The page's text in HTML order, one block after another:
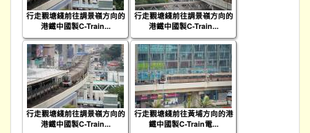
行走觀塘綫前往調景嶺方向的
港鐵中國製C-Train...
行走觀塘綫前往調景嶺方向的
港鐵中國製C-Train...
行走觀塘綫前往調景嶺方向的
港鐵中國製C-Train...
行走觀塘綫前往黃埔方向的港
鐵中國製C-Train電...